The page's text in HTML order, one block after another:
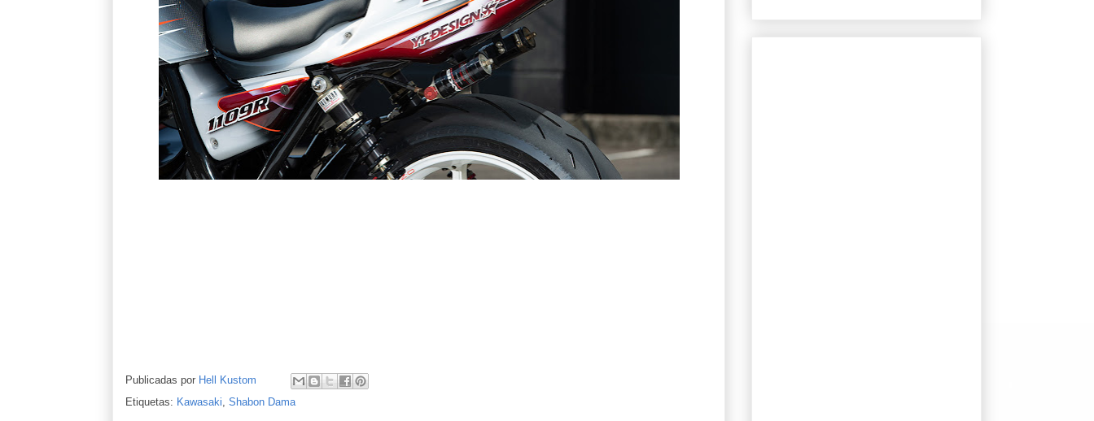
Publicadas por Hell Kustom
Etiquetas: Kawasaki, Shabon Dama